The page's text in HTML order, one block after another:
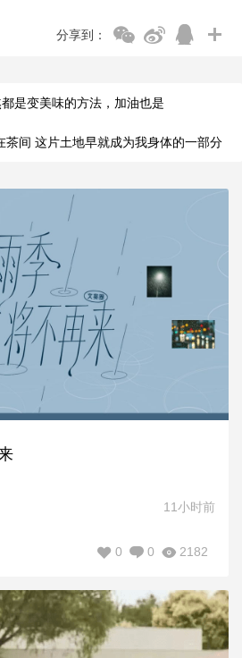
分享到：
是变美味的方法，加油也是
茶间 这片土地早就成为我身体的一部分
11小时前
2182
0
0